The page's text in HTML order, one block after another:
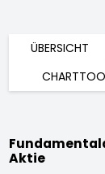
ÜBERSICHT
Aktie